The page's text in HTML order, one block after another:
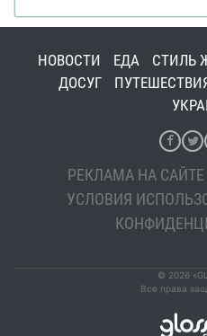
НОВОСТИ ЕДА СТИЛЬ
ДОСУГ
РЕКЛАМА НА САЙТЕ
УСЛОВИЯ
© 2026
Все права